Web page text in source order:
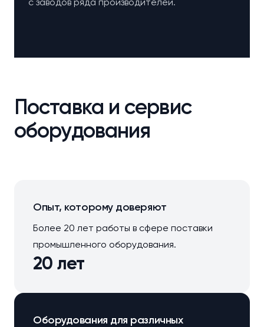
Поставка и сервис
оборудования
20 лет
Опыт, которому доверяют
Более 20 лет работы в сфере поставки
промышленного оборудования.
Оборудования для различных